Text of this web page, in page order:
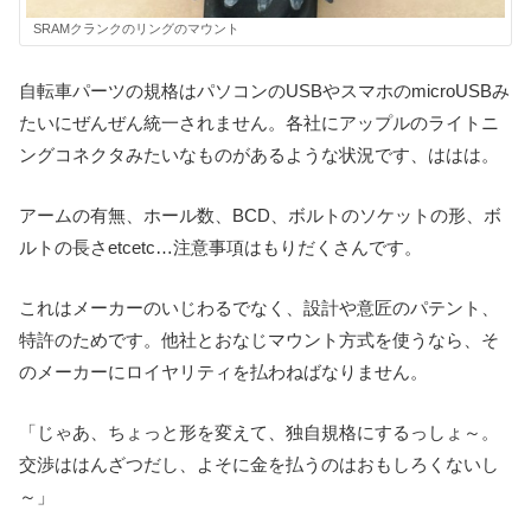
SRAMクランクのリングのマウント
自転車パーツの規格はパソコンのUSBやスマホのmicroUSBみ
たいにぜんぜん統一されません。各社にアップルのライトニ
ングコネクタみたいなものがあるような状況です、ははは。
アームの有無、ホール数、BCD、ボルトのソケットの形、ボ
ルトの長さetcetc…注意事項はもりだくさんです。
これはメーカーのいじわるでなく、設計や意匠のパテント、
特許のためです。他社とおなじマウント方式を使うなら、そ
のメーカーにロイヤリティを払わねばなりません。
「じゃあ、ちょっと形を変えて、独自規格にするっしょ～。
交渉ははんざつだし、よそに金を払うのはおもしろくないし
～」